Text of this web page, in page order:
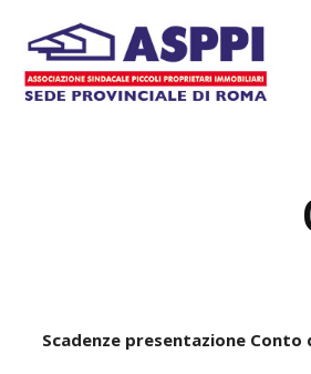
Scadenze presentazione Conto